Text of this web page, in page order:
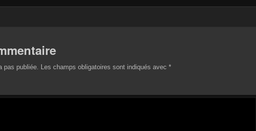
Li er
pas publiée. Les champs obligatoires sont indiqués avec *